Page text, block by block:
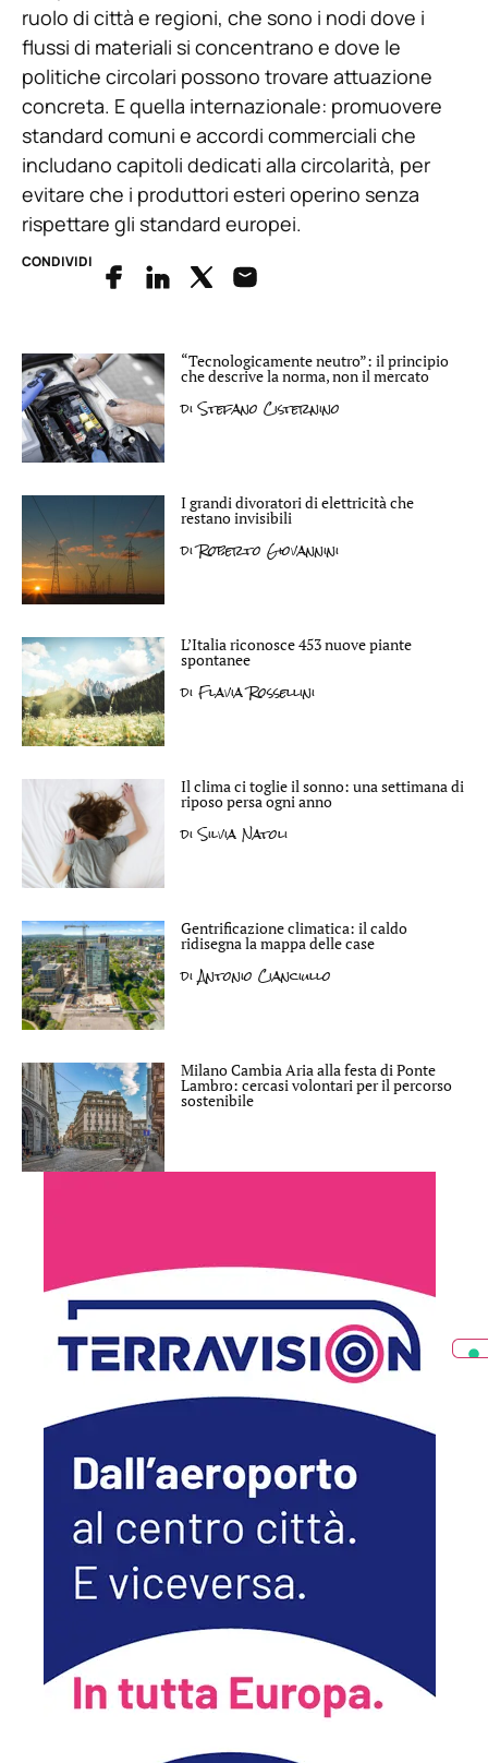
ruolo di città e regioni, che sono i nodi dove i
flussi di materiali si concentrano e dove le
politiche circolari possono trovare attuazione
concreta. E quella internazionale: promuovere
standard comuni e accordi commerciali che
includano capitoli dedicati alla circolarità, per
evitare che i produttori esteri operino senza
rispettare gli standard europei.
CONDIVIDI
“Tecnologicamente neutro”: il principio
che descrive la norma, non il mercato
diStefano Cisternino
I grandi divoratori di elettricità che
restano invisibili
diRoberto Giovannini
L’Italia riconosce 453 nuove piante
spontanee
di Flavia Rossellini
Il clima ci toglie il sonno: una settimana di
riposo persa ogni anno
diSilvia Natoli
Gentrificazione climatica: il caldo
ridisegna la mappa delle case
diAntonio Cianciullo
Milano Cambia Aria alla festa di Ponte
Lambro: cercasi volontari per il percorso
sostenibile